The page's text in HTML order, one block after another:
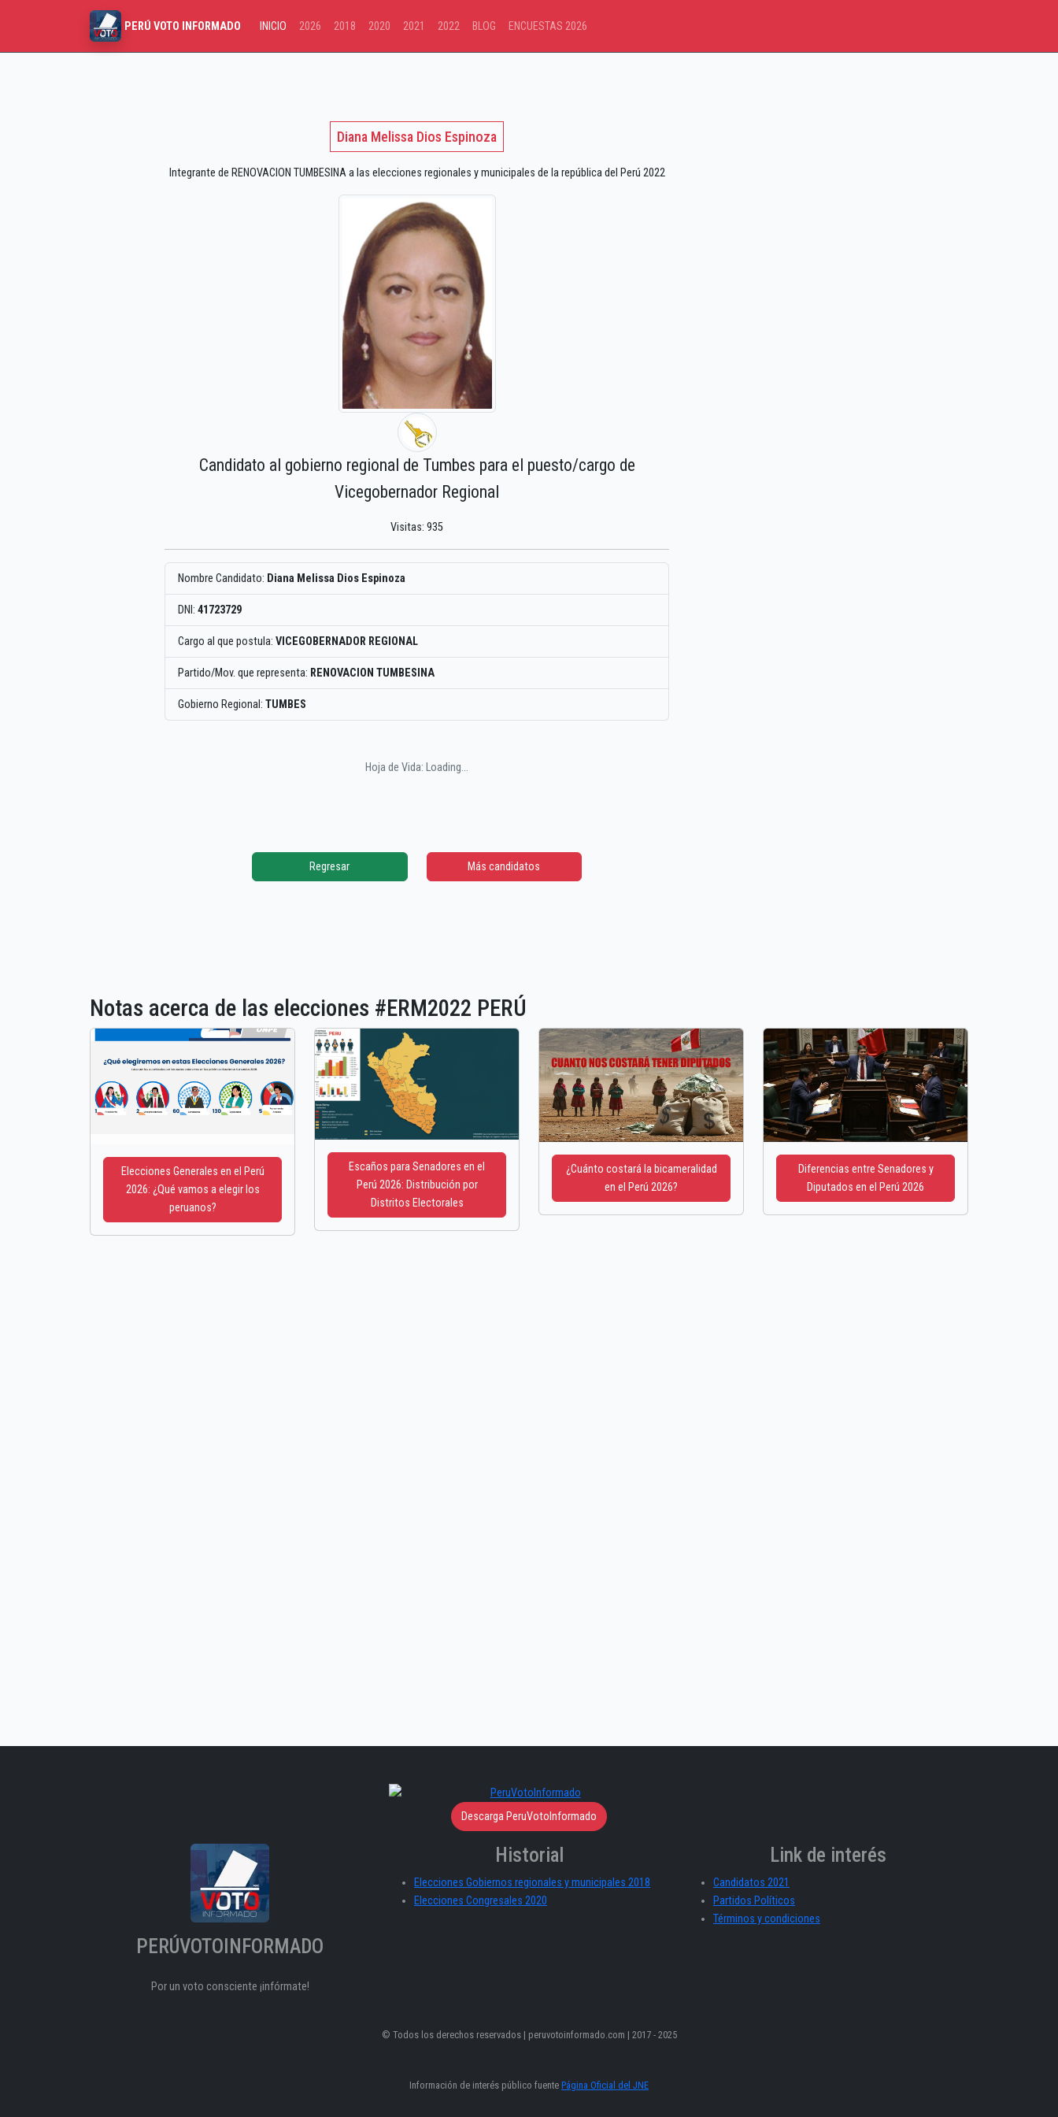
PERÚ VOTO INFORMADO INICIO 2026 2018 2020 2021 2022 BLOG ENCUESTAS 2026
Diana Melissa Dios Espinoza
Integrante de RENOVACION TUMBESINA a las elecciones regionales y municipales de la república del Perú 2022
Candidato al gobierno regional de Tumbes para el puesto/cargo de
Vicegobernador Regional
Visitas: 935
Nombre Candidato: Diana Melissa Dios Espinoza
DNI: 41723729
Cargo al que postula: VICEGOBERNADOR REGIONAL
Partido/Mov. que representa: RENOVACION TUMBESINA
Gobierno Regional: TUMBES
Hoja de Vida: Loading...
Regresar Más candidatos
Notas acerca de las elecciones #ERM2022 PERÚ
Elecciones Generales en el Perú
2026: ¿Qué vamos a elegir los
peruanos?
Escaños para Senadores en el
Perú 2026: Distribución por
Distritos Electorales
¿Cuánto costará la bicameralidad
en el Perú 2026?
Diferencias entre Senadores y
Diputados en el Perú 2026
Descarga PeruVotoInformado
PERÚVOTOINFORMADO
Por un voto consciente ¡infórmate!
Historial
Elecciones Gobiernos regionales y municipales 2018
Elecciones Congresales 2020
Link de interés
Candidatos 2021
Partidos Políticos
Términos y condiciones
© Todos los derechos reservados | peruvotoinformado.com | 2017 - 2025
Información de interés público fuente Página Oficial del JNE